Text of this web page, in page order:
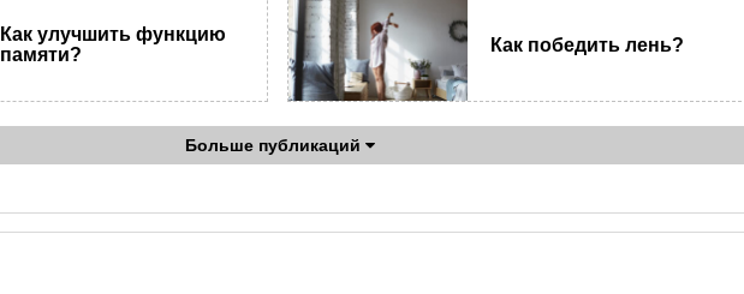
Как улучшить функцию
памяти?
Как победить лень?
Больше публикаций